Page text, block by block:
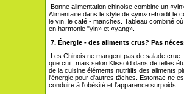
Bonne alimentation chinoise combine un
Alimentaire dans le style de «yin» refroidit le
le vin, le café - manches. Tableau combiné
en harmonie "yin» et «yang».
7. Énergie - des aliments crus? Pas
Les Chinois ne mangent pas de salade
que cuit, mais selon Klissold dans de telles
de la cuisine éléments nutritifs des aliments
l'énergie pour d'autres tâches. Estomac ne
conduire à l'obésité et l'apparence surpoids.